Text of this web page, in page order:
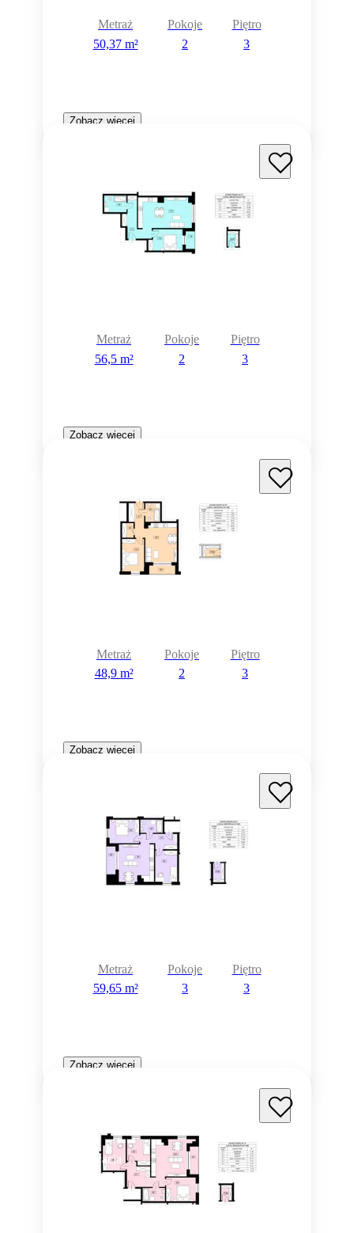
Metraż
50,37 m²
Pokoje
2
Piętro
3
Zobacz więcej
Metraż
56,5 m²
Pokoje
2
Piętro
3
Zobacz więcej
Metraż
48,9 m²
Pokoje
2
Piętro
3
Zobacz więcej
Metraż
59,65 m²
Pokoje
3
Piętro
3
Zobacz więcej
Rezerwacja